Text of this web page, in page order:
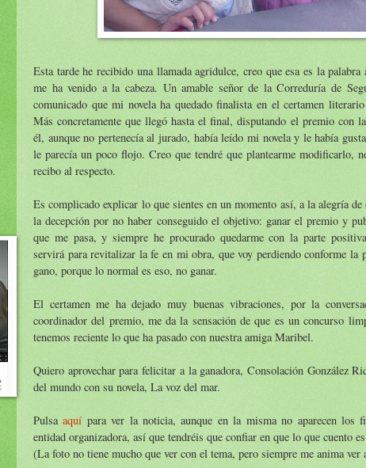
Esta tarde he recibido una llamada agridulce, creo que esa es la palabra
me ha venido a la cabeza. Un amable señor de la Correduría de
comunicado que mi novela ha quedado finalista en el certamen literario
Más concretamente que llegó hasta el final, disputando el premio con
él, aunque no pertenecía al jurado, había leído mi novela y le había
le parecía un poco flojo. Creo que tendré que plantearme modificarlo,
recibo al respecto.
Es complicado explicar lo que sientes en un momento así, a la alegría
la decepción por no haber conseguido el objetivo: ganar el premio y
que me pasa, y siempre he procurado quedarme con la parte
servirá para revitalizar la fe en mi obra, que voy perdiendo conforme la
gano, porque lo normal es eso, no ganar.
El certamen me ha dejado muy buenas vibraciones, por la
coordinador del premio, me da la sensación de que es un concurso
tenemos reciente lo que ha pasado con nuestra amiga Maribel.
Quiero aprovechar para felicitar a la ganadora, Consolación González
del mundo con su novela, La voz del mar.
Pulsaaquí para ver la noticia, aunque en la misma no aparecen los
entidad organizadora, así que tendréis que confiar en que lo que cuento
(La foto no tiene mucho que ver con el tema, pero siempre me anima ver